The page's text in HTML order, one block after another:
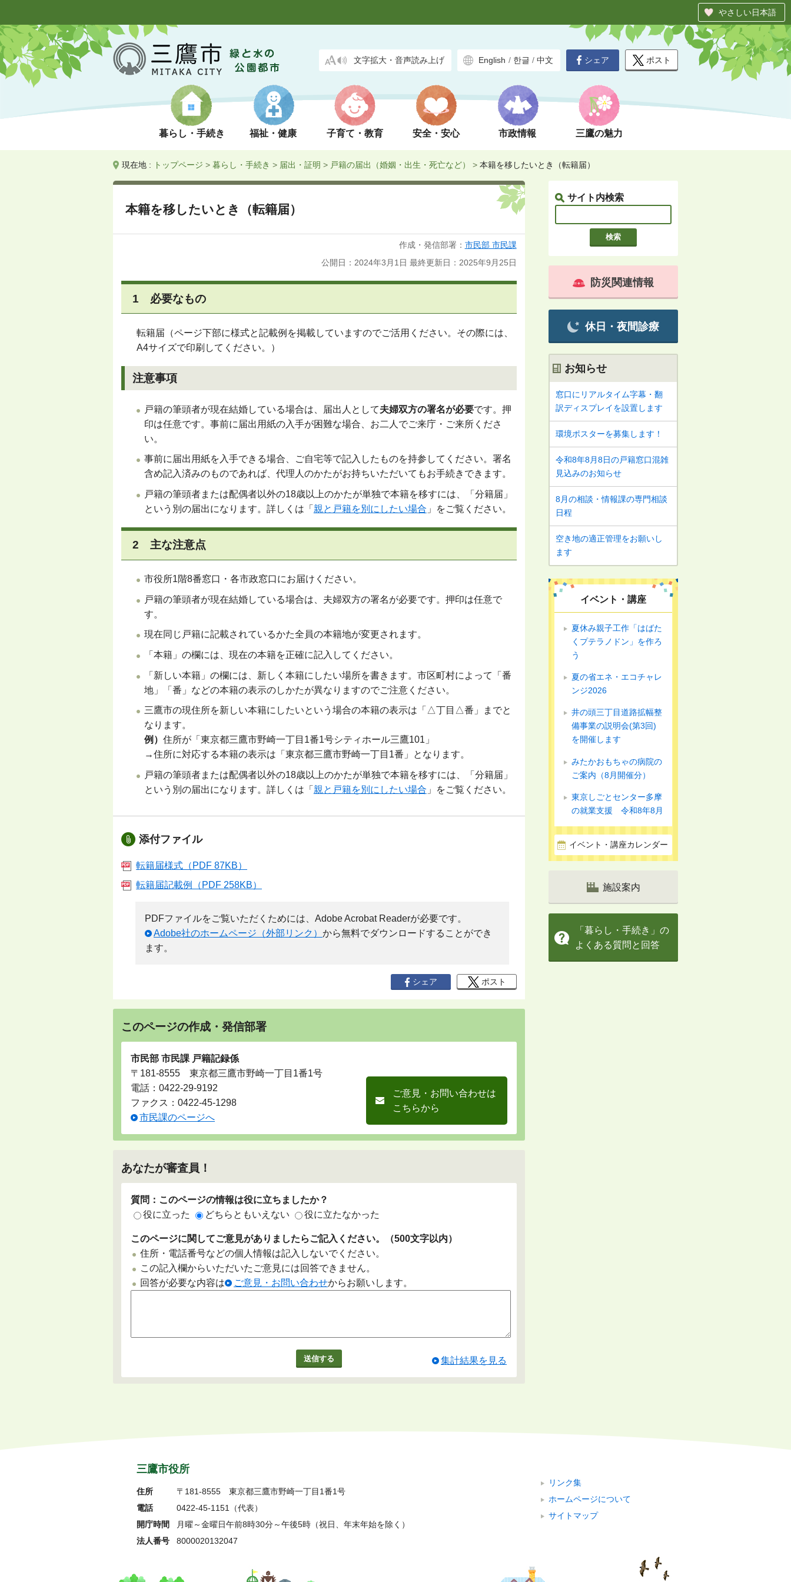
やさしい日本語
文字拡大・音声読み上げ English / 한글 / 中文
暮らし・手続き 福祉・健康 子育て・教育 安全・安心 市政情報 三鷹の魅力
シェア ポスト
現在地 : トップページ > 暮らし・手続き > 届出・証明 > 戸籍の届出（婚姻・出生・死亡など） > 本籍を移したいとき（転籍届）
サイト内検索
本籍を移したいとき（転籍届）
作成・発信部署： 市民部 市民課
公開日：2024年3月1日 最終更新日：2025年9月25日
1 必要なもの
転籍届（ページ下部に様式と記載例を掲載していますのでご活用ください。その際には、
A4サイズで印刷してください。）
注意事項
戸籍の筆頭者が現在結婚している場合は、届出人として夫婦双方の署名が必要です。押
印は任意です。事前に届出用紙の入手が困難な場合、お二人でご来庁・ご来所くださ
い。
事前に届出用紙を入手できる場合、ご自宅等で記入したものを持参してください。署名
含め記入済みのものであれば、代理人のかたがお持ちいただいてもお手続きできます。
戸籍の筆頭者または配偶者以外の18歳以上のかたが単独で本籍を移すには、「分籍届」
という別の届出になります。詳しくは「 親と戸籍を別にしたい場合 」をご覧ください。
2 主な注意点
市役所1階8番窓口・各市政窓口にお届けください。
戸籍の筆頭者が現在結婚している場合は、夫婦双方の署名が必要です。押印は任意で
す。
現在同じ戸籍に記載されているかた全員の本籍地が変更されます。
「本籍」の欄には、現在の本籍を正確に記入してください。
「新しい本籍」の欄には、新しく本籍にしたい場所を書きます。市区町村によって「番
地」「番」などの本籍の表示のしかたが異なりますのでご注意ください。
三鷹市の現住所を新しい本籍にしたいという場合の本籍の表示は「△丁目△番」までと
なります。
例） 住所が「東京都三鷹市野崎一丁目1番1号シティホール三鷹101」
→住所に対応する本籍の表示は「東京都三鷹市野崎一丁目1番」となります。
戸籍の筆頭者または配偶者以外の18歳以上のかたが単独で本籍を移すには、「分籍届」
という別の届出になります。詳しくは「 親と戸籍を別にしたい場合 」をご覧ください。
添付ファイル
転籍届様式（PDF 87KB）
転籍届記載例（PDF 258KB）
PDFファイルをご覧いただくためには、Adobe Acrobat Readerが必要です。
Adobe社のホームページ（外部リンク） から無料でダウンロードすることができ
ます。
シェア ポスト
このページの作成・発信部署
市民部 市民課 戸籍記録係
〒181-8555 東京都三鷹市野崎一丁目1番1号
電話： 0422-29-9192
ファクス：0422-45-1298
市民課のページへ
ご意見・お問い合わせは
こちらから
あなたが審査員！
質問：このページの情報は役に立ちましたか？
役に立った
どちらともいえない 役に立たなかった
このページに関してご意見がありましたらご記入ください。（500文字以内）
住所・電話番号などの個人情報は記入しないでください。
この記入欄からいただいたご意見には回答できません。
回答が必要な内容は
ご意見・お問い合わせからお願いします。
集計結果を見る
防災関連情報
休日・夜間診療
お知らせ
窓口にリアルタイム字幕・翻
訳ディスプレイを設置します
環境ポスターを募集します！
令和8年8月8日の戸籍窓口混雑
見込みのお知らせ
8月の相談・情報課の専門相談
日程
空き地の適正管理をお願いし
ます
イベント・講座
夏休み親子工作「はばた
くプテラノドン」を作ろ
う
夏の省エネ・エコチャレ
ンジ2026
井の頭三丁目道路拡幅整
備事業の説明会(第3回)
を開催します
みたかおもちゃの病院の
ご案内（8月開催分）
東京しごとセンター多摩
の就業支援 令和8年8月
イベント・講座カレンダー
施設案内
「暮らし・手続き」の
よくある質問と回答
リンク集
ホームページについて
サイトマップ
三鷹市役所
住所 〒181-8555 東京都三鷹市野崎一丁目1番1号
電話
0422-45-1151 （代表）
開庁時間
月曜～金曜日午前8時30分～午後5時（祝日、年末年始を除く）
法人番号
8000020132047